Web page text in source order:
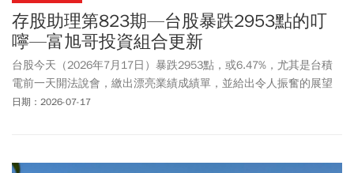
存股助理第823期—台股暴跌2953點的叮
嚀—富旭哥投資組合更新
台股今天（2026年7月17日）暴跌2953點，或6.47%，尤其是台積
電前一天開法說會，繳出漂亮業績成績單，並給出令人振奮的展望
後，股市竟然暴跌，令人傻眼。儘管會有一些老生常談，這一期還
日期：2026-07-17